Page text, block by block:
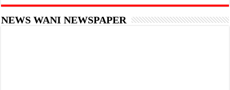
NEWS WANI NEWSPAPER